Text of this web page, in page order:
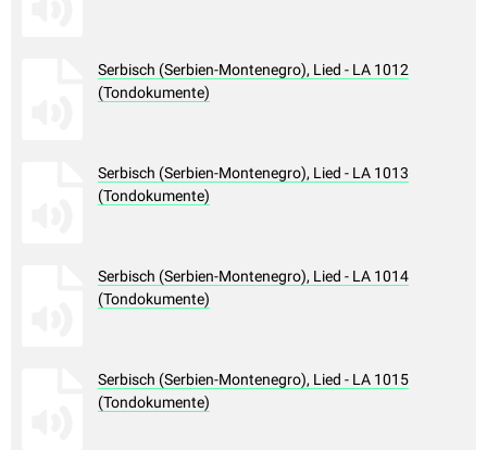
Serbisch (Serbien-Montenegro), Lied - LA 1012
(Tondokumente)
Serbisch (Serbien-Montenegro), Lied - LA 1013
(Tondokumente)
Serbisch (Serbien-Montenegro), Lied - LA 1014
(Tondokumente)
Serbisch (Serbien-Montenegro), Lied - LA 1015
(Tondokumente)